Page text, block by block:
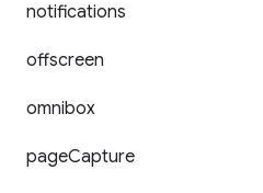
notifications
offscreen
omnibox
pageCapture